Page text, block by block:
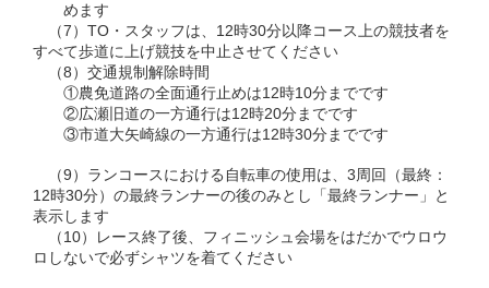
めます
（7）TO・スタッフは、12時30分以降コース上の競技者を
すべて歩道に上げ競技を中止させてください
（8）交通規制解除時間
①農免道路の全面通行止めは12時10分までです
②広瀬旧道の一方通行は12時20分までです
③市道大矢崎線の一方通行は12時30分までです
（9）ランコースにおける自転車の使用は、3周回（最終：
12時30分）の最終ランナーの後のみとし「最終ランナー」と
表示します
（10）レース終了後、フィニッシュ会場をはだかでウロウ
ロしないで必ずシャツを着てください